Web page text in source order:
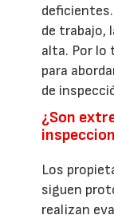
de trabajo,
alta. Por lo
para
de
¿Son
Los
siguen
realizan